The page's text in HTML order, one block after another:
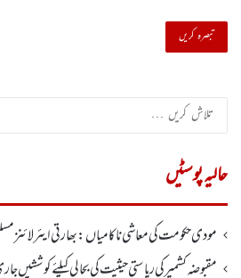
حالیہ پوسٹیں
مودی حکومت کی معاشی ناکامیاں: بھارتی ایئرلائنز
مقبوضہ کشمیر کی ریاستی حیثیت کی بحالی کیلئے کوششیں